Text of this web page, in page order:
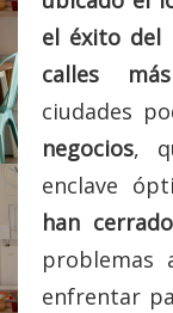
el éxito del
calles
ciudades
negocios,
enclave
han cerrado
problemas
enfrentar